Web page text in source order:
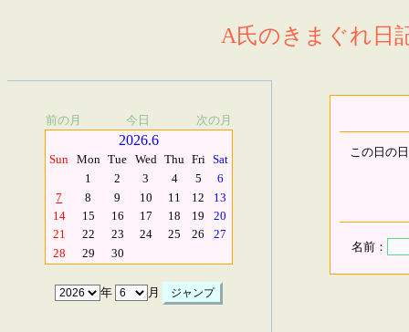
A氏のきまぐれ日
前の月 今日 次の月
2026.6
Sun Mon Tue Wed Thu Fri Sat
1
2 3 4 5
6
7
8 9 10 11 12
13
14
15 16 17 18 19
20
21
22 23 24 25 26
27
28
29 30
年 月
この日の
名前：